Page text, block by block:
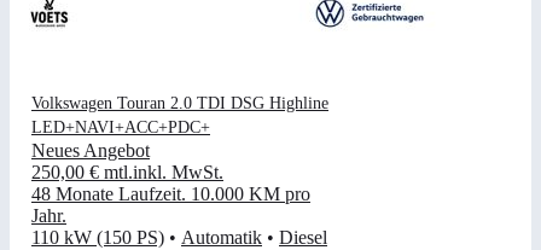
Volkswagen Touran 2.0 TDI DSG Highline
LED+NAVI+ACC+PDC+
Neues Angebot
250,00 € mtl.inkl. MwSt.
48 Monate Laufzeit. 10.000 KM pro
Jahr.
110 kW (150 PS) • Automatik • Diesel